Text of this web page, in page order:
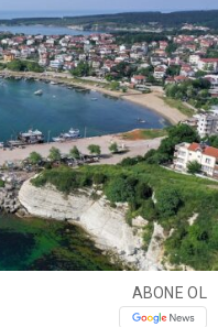
ABONE OL